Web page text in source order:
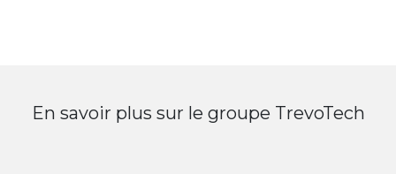
En savoir plus sur le groupe TrevoTech